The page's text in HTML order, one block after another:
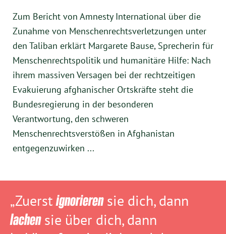
Zum Bericht von Amnesty International über die
Zunahme von Menschenrechtsverletzungen unter
den Taliban erklärt Margarete Bause, Sprecherin für
Menschenrechtspolitik und humanitäre Hilfe: Nach
ihrem massiven Versagen bei der rechtzeitigen
Evakuierung afghanischer Ortskräfte steht die
Bundesregierung in der besonderen
Verantwortung, den schweren
Menschenrechtsverstößen in Afghanistan
entgegenzuwirken ...
„Zuerstignorierensie dich, dann
lachensie über dich, dann